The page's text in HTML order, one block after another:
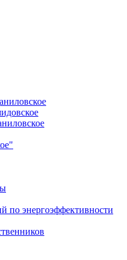
по энергоэффективности